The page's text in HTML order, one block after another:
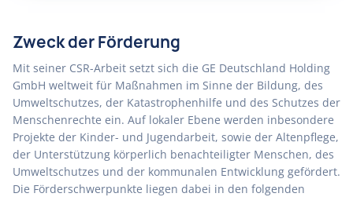
Zweck der Förderung
Mit seiner CSR-Arbeit setzt sich die GE Deutschland Holding
GmbH weltweit für Maßnahmen im Sinne der Bildung, des
Umweltschutzes, der Katastrophenhilfe und des Schutzes der
Menschenrechte ein. Auf lokaler Ebene werden inbesondere
Projekte der Kinder- und Jugendarbeit, sowie der Altenpflege,
der Unterstützung körperlich benachteiligter Menschen, des
Umweltschutzes und der kommunalen Entwicklung gefördert.
Die Förderschwerpunkte liegen dabei in den folgenden